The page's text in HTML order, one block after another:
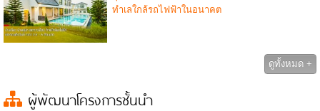
ทำเลใกล้รถไฟฟ้าในอนาคต
ดูทั้งหมด +
ผู้พัฒนาโครงการชั้นนำ